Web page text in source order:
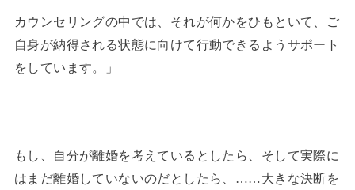
カウンセリングの中では、それが何かをひもといて、ご
自身が納得される状態に向けて行動できるようサポート
をしています。」
もし、自分が離婚を考えているとしたら、そして実際に
はまだ離婚していないのだとしたら、……大きな決断を